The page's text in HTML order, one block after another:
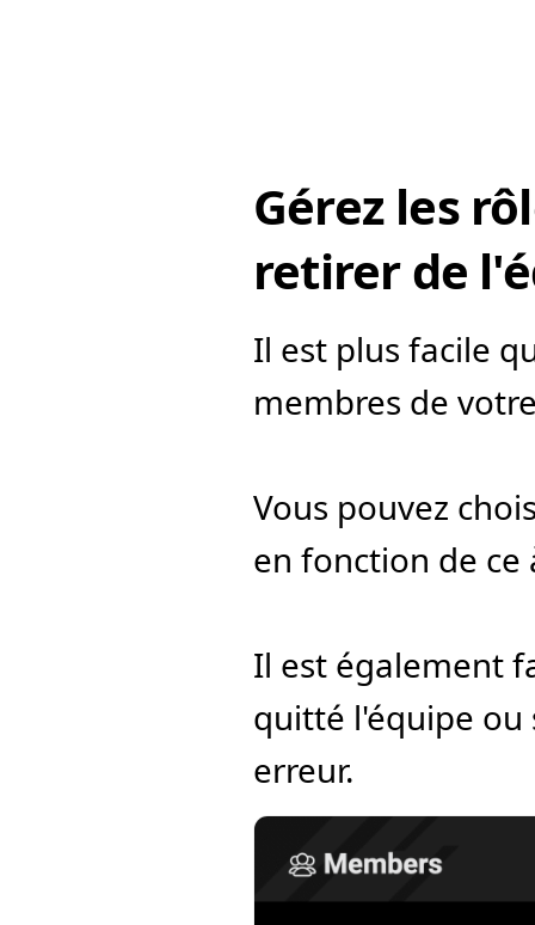
Gérez les
retirer de
Il est plus facile
membres de
Vous pouvez
en fonction de ce
Il est également
quitté l'équipe ou
erreur.